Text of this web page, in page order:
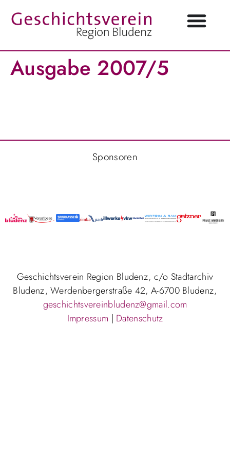
Ausgabe 2007/5
Sponsoren
Geschichtsverein Region Bludenz, c/o Stadtarchiv
Bludenz, Werdenbergerstraße 42, A-6700 Bludenz,
geschichtsvereinbludenz@gmail.com
Impressum | Datenschutz